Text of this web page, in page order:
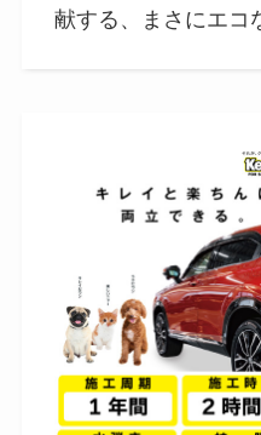
献する、まさにエコ